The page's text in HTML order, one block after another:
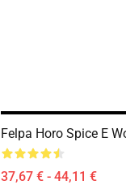
Felpa Horo Spice E
37,67 € - 44,11 €